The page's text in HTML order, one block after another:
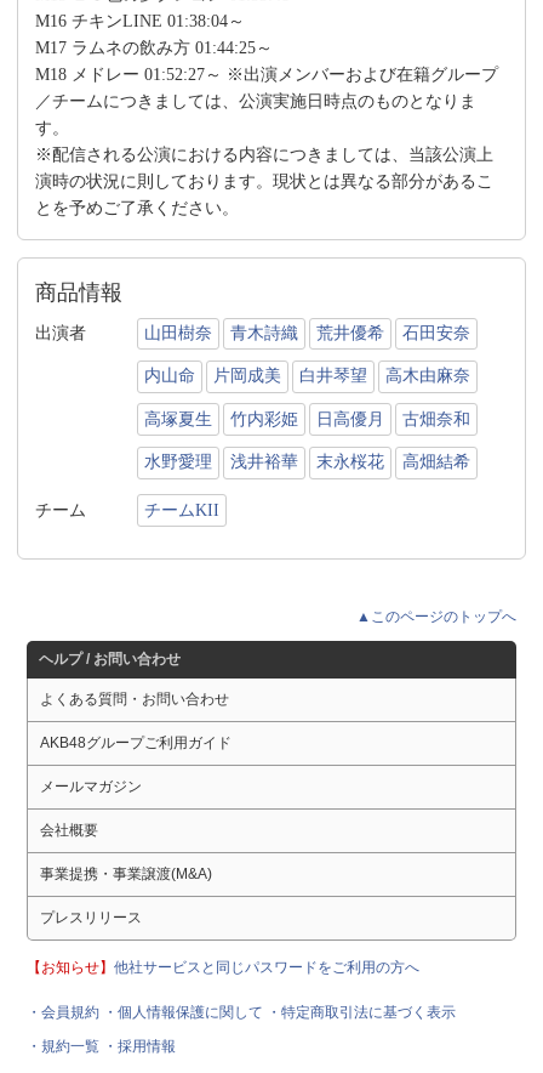
M16 チキンLINE 01:38:04～
M17 ラムネの飲み方 01:44:25～
M18 メドレー 01:52:27～ ※出演メンバーおよび在籍グループ
／チームにつきましては、公演実施日時点のものとなりま
す。
※配信される公演における内容につきましては、当該公演上
演時の状況に則しております。現状とは異なる部分があるこ
とを予めご了承ください。
商品情報
出演者 山田樹奈 青木詩織 荒井優希 石田安奈
内山命 片岡成美 白井琴望 高木由麻奈
高塚夏生 竹内彩姫 日高優月 古畑奈和
水野愛理 浅井裕華 末永桜花 高畑結希
チーム チームKII
▲このページのトップへ
ヘルプ / お問い合わせ
よくある質問・お問い合わせ
AKB48グループご利用ガイド
メールマガジン
会社概要
事業提携・事業譲渡(M&A)
プレスリリース
【お知らせ】他社サービスと同じパスワードをご利用の方へ
・会員規約 ・個人情報保護に関して
・特定商取引法に基づく表示
・規約一覧 ・採用情報